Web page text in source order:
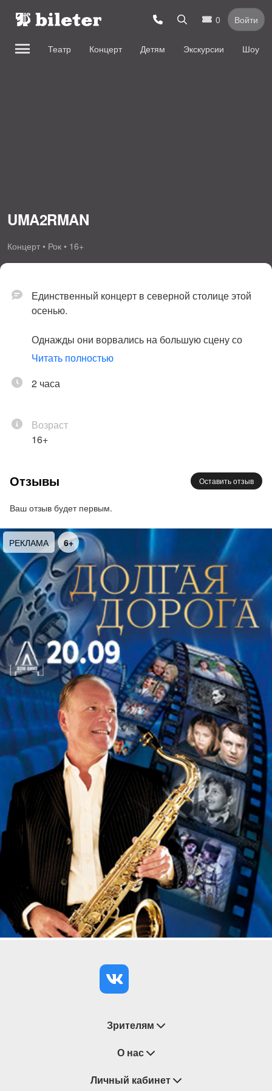
0 Войти
Театр Концерт Детям Экскурсии Шоу
UMA2RMAN
Концерт • Рок • 16+
Единственный концерт в северной столице этой
осенью.
Однажды они ворвались на большую сцену со
своими «Прасковьей» и «Проститься» и сумели
ней навсегда.
и любимыми публикой.
сыграют специальную программу, в которую
войдут все хиты коллектива и новые песни
Читать полностью
2 часа
Возраст
16+
Отзывы Оставить отзыв
Ваш отзыв будет первым.
6+ РЕКЛАМА
Зрителям
Восстановление билетов
Замена / Отмена / Перенос мероприятий
О нас
О компании
Личный кабинет